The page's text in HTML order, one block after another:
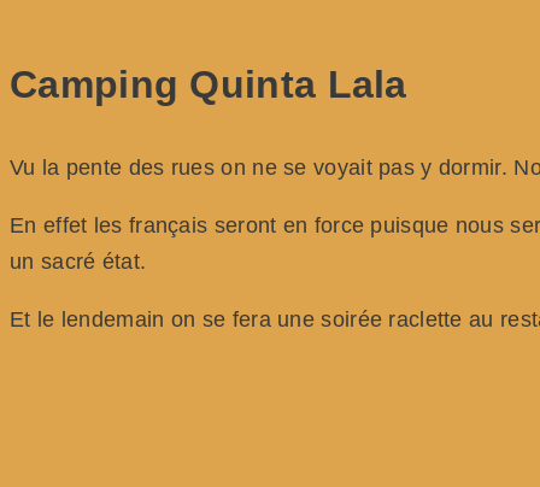
Camping Quinta Lala
Vu la pente des rues on ne se voyait pas y dormir.
En effet les français seront en force puisque nous
un sacré état.
Et le lendemain on se fera une soirée raclette au